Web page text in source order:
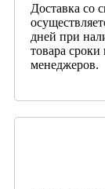
Доставка со
дней при
товара
менеджеров.